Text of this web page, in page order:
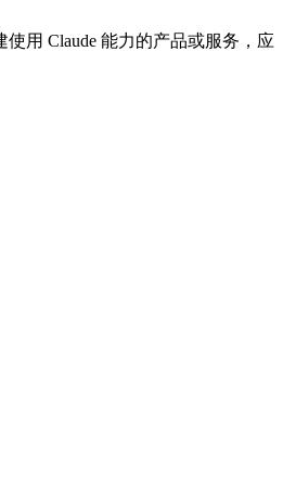
使用 Claude 能力的产品或服务，应